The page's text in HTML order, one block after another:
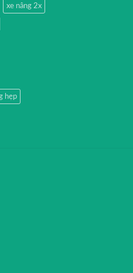
xe nâng 2x
hẹp